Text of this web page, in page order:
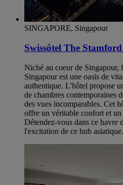
SINGAPORE, Singapour
Swissôtel The
Niché au coeur de Singapour,
Singapour est une oasis de
authentique. L'hôtel propose
de chambres contemporaines
des vues incomparables. Cet
offre un véritable confort et un
Détendez-vous dans ce
l'excitation de ce hub asiatique.